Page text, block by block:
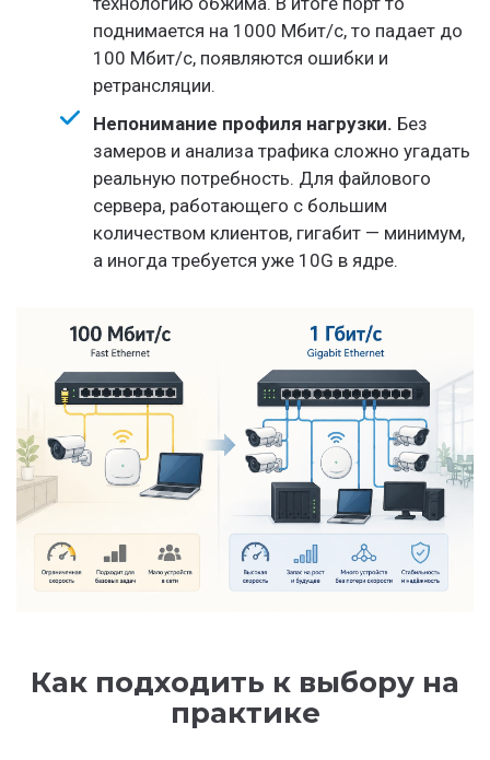
поднимается на 1000 Мбит/с, то падает до
100 Мбит/с, появляются ошибки и
ретрансляции.
Непонимание профиля нагрузки. Без
замеров и анализа трафика сложно угадать
реальную потребность. Для файлового
сервера, работающего с большим
количеством клиентов, гигабит — минимум,
а иногда требуется уже 10G в ядре.
Как подходить к выбору на
практике